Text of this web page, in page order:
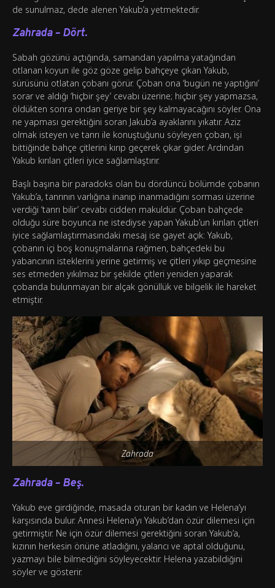
de sunulmaz, dede alenen Yakub’a yetmektedir.
Zahrada – Dört.
Sabah gözünü açtığında, samandan yapılma yatağından
otlanan koyun ile göz göze gelip bahçeye çıkan Yakub,
sürüsünü otlatan çobanı görür. Çoban ona ‘bugün ne yaptığını’
sorar ve aldığı ‘hiçbir şey’ cevabı üzerine; hiçbir şey yapmazsa,
öldükten sonra ondan geriye bir şey kalmayacağını söyler. Ona
ne yapması gerektiğini soran Jakub’a ayaklarını yıkatır. Aziz
olmak isteyen ve tanrı ile konuştuğunu söyleyen çoban, işi
bittiğinde bahçe çitlerini kırıp geçerek çıkar gider. Ardından
Yakub kırılan çitleri iyice sağlamlaştırır.
Başlı başına bir paradoks olan bu dördüncü bölümde çobanın
Yakub’a, tanrının varlığına inanıp inanmadığını sorması üzerine
verdiği ‘tanrı bilir’ cevabı cidden makuldür. Çoban bahçede
olduğu süre boyunca ne istediyse yapan Yakub’un kırılan çitleri
iyice sağlamlaştırmasındaki mesaj ise gayet açık: Yakub,
çobanın içi boş konuşmalarına rağmen, bahçedeki bu
yabancının isteklerini yerine getirmiş ve çitleri yıkıp geçmesine
ses etmeden yıkılmaz bir şekilde çitleri yeniden yaparak
çobanda bulunmayan bir alçak gönüllük ve bilgelik ile hareket
etmiştir.
Zahrada
Zahrada – Beş.
Yakub eve girdiğinde, masada oturan bir kadın ve Helena’yı
karşısında bulur. Annesi Helena’yı Yakub’dan özür dilemesi için
getirmiştir. Ne için özür dilemesi gerektiğini soran Yakub’a,
kızının herkesin önüne atladığını, yalancı ve aptal olduğunu,
yazmayı bile bilmediğini söyleyecektir. Helena yazabildiğini
söyler ve gösterir.